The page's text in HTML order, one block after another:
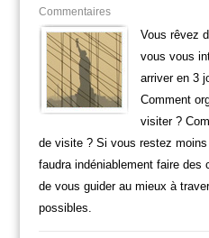
Commentaires
Vous rêvez
vous vous
arriver en 3
Comment
visiter ?
de visite ? Si vous restez moins
faudra indéniablement faire des
de vous guider au mieux à
possibles.